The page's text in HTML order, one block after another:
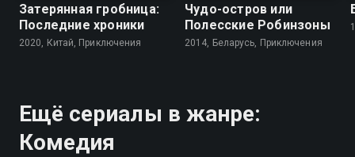
Затерянная гробница:
Последние хроники
2020, Китай, Приключения
Чудо-остров или
Полесские Робинзоны
2014, Беларусь, Приключения
Ещё сериалы в жанре:
Комедия